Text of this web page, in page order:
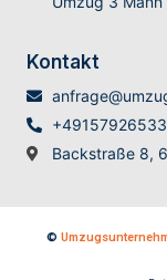
Kontakt
Backstraße 8,
©